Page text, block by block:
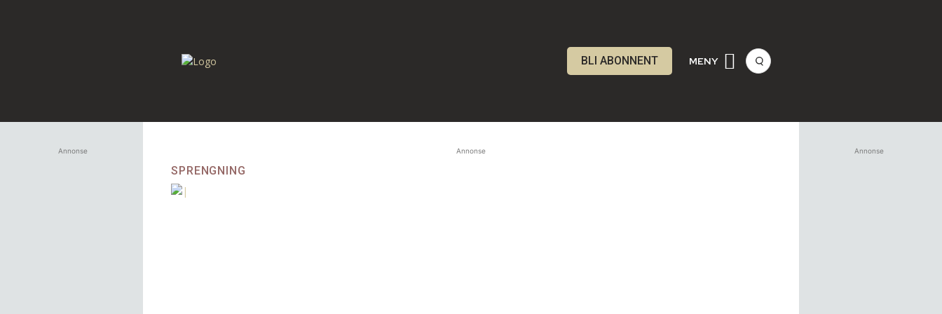
BLI ABONNENT MENY
Annonse Annonse
SPRENGNING
Annonse